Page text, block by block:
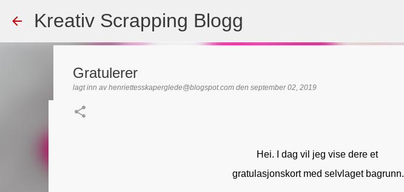
Kreativ Scrapping Blogg
Gratulerer
lagt inn avhenriettesskaperglede@blogspot.com den september 02, 2019
Hei. I dag vil jeg vise dere et
gratulasjonskort med selvlaget bagrunn.